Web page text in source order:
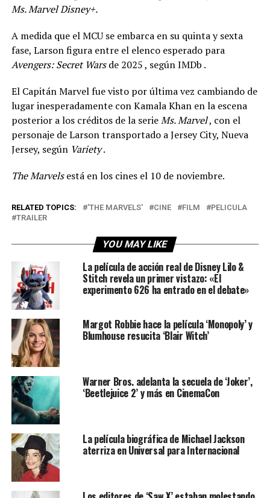
Ms. Marvel Disney+.
A medida que el MCU se embarca en su quinta y sexta
fase, Larson figura entre el elenco esperado para
Avengers: Secret Warsde 2025 , según IMDb .
El Capitán Marvel fue visto por última vez cambiando de
lugar inesperadamente con Kamala Khan en la escena
posterior a los créditos de la serieMs. Marvel, con el
personaje de Larson transportado a Jersey City, Nueva
Jersey, según Variety.
The Marvelsestá en los cines el 10 de noviembre.
RELATED TOPICS: 'THE MARVELS' CINE FILM
PELICULA
TRAILER
YOU MAY LIKE
La película de acción real de Disney Lilo &
Stitch revela un primer vistazo: «El
experimento 626 ha entrado en el debate»
Margot Robbie hace la película ‘Monopoly’ y
Blumhouse resucita ‘Blair Witch’
Warner Bros. adelanta la secuela de ‘Joker’,
‘Beetlejuice 2’ y más en CinemaCon
La película biográfica de Michael Jackson
aterriza en Universal para Internacional